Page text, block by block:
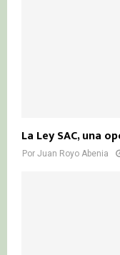
La Ley SAC, una
Por Juan Royo Abenia